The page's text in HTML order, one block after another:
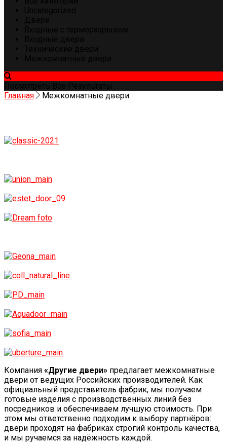
Главная
Межкомнатные двери
Компания «Другие двери» предлагает межкомнатные
двери от ведущих Российских производителей. Как
официальный представитель фабрик, мы получаем
готовые изделия с производственных линий без
посредников и обеспечиваем лучшую стоимость. При
этом мы ответственно подходим к выбору партнёров:
двери проходят на фабриках строгий контроль качества,
и мы ручаемся за надёжность каждой.